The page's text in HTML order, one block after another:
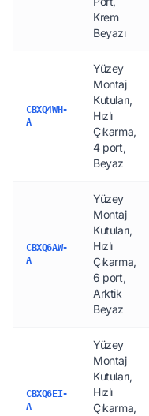
Krem
Beyazı
CBXQ4WH-
A
Yüzey
Montaj
Kutuları,
Hızlı
Çıkarma,
4 port,
Beyaz
CBXQ6AW-
A
Yüzey
Montaj
Kutuları,
Hızlı
Çıkarma,
6 port,
Arktik
Beyaz
CBXQ6EI-
A
Yüzey
Montaj
Kutuları,
Hızlı
Çıkarma,